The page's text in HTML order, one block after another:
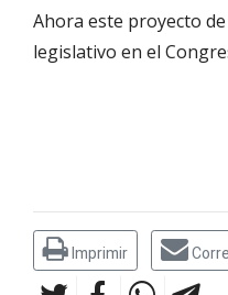
Ahora este proyecto
legislativo en el
Imprimir